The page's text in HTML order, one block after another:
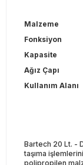
Malzeme
Fonksiyon
Kapasite
Ağız Çapı
Kullanım Alanı
Bartech 20 Lt. -
taşıma
polipropilen